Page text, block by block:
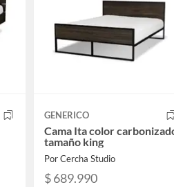
GENERICO
Cama Ita color
tamaño king
Por Cercha Studio
$ 689.990